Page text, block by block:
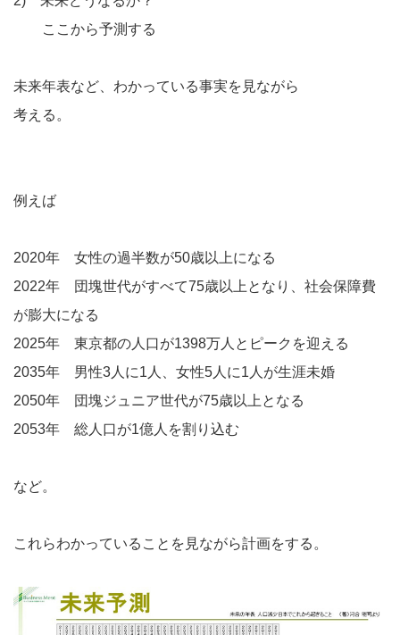
ここから予測する
未来年表など、わかっている事実を見ながら
考える。
例えば
2020年 女性の過半数が50歳以上になる
2022年 団塊世代がすべて75歳以上となり、社会保障費
が膨大になる
2025年 東京都の人口が1398万人とピークを迎える
2035年 男性3人に1人、女性5人に1人が生涯未婚
2050年 団塊ジュニア世代が75歳以上となる
2053年 総人口が1億人を割り込む
など。
これらわかっていることを見ながら計画をする。